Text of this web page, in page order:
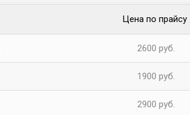
Цена по прайсу
2600 руб.
1900 руб.
2900 руб.